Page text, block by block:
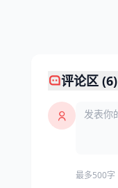
评论区 (6)
最多500字